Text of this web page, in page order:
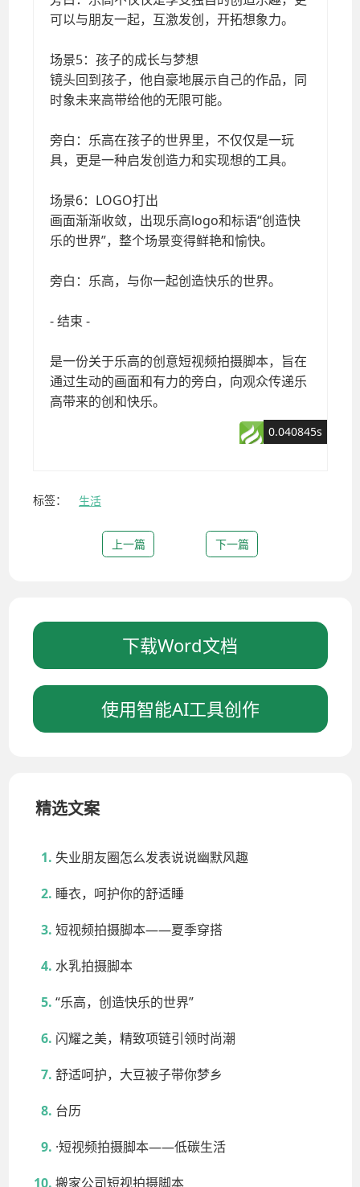
标签： 生活
上一篇 下一篇
下载Word文档
使用智能AI工具创作
精选文案
失业朋友圈怎么发表说说幽默风趣
睡衣，呵护你的舒适睡
短视频拍摄脚本——夏季穿搭
水乳拍摄脚本
“乐高，创造快乐的世界”
闪耀之美，精致项链引领时尚潮
舒适呵护，大豆被子带你梦乡
台历
·短视频拍摄脚本——低碳生活
搬家公司短视拍摄脚本